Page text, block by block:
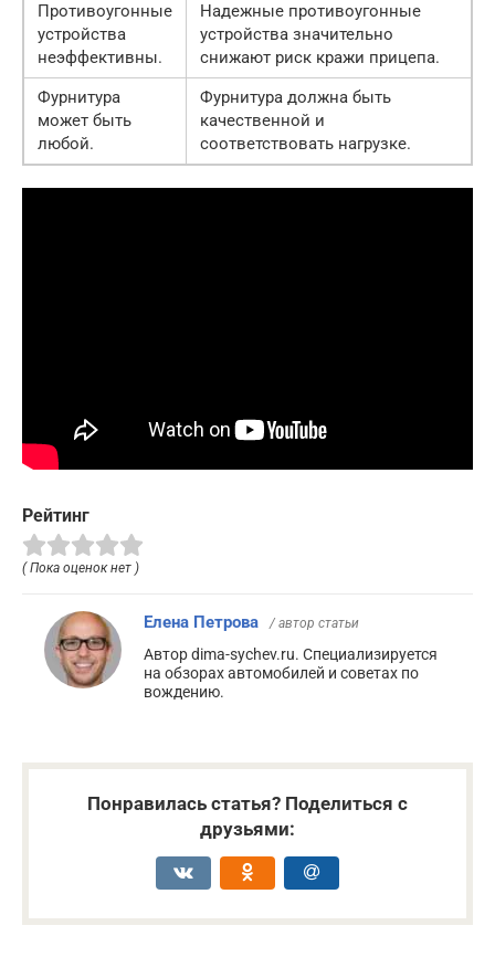
Противоугонные
устройства
неэффективны.
Надежные противоугонные
устройства значительно
снижают риск кражи прицепа.
Фурнитура
может быть
любой.
Фурнитура должна быть
качественной и
соответствовать нагрузке.
Рейтинг
( Пока оценок нет )
Елена Петрова / автор статьи
Автор dima-sychev.ru. Специализируется
на обзорах автомобилей и советах по
вождению.
Понравилась статья? Поделиться с
друзьями: